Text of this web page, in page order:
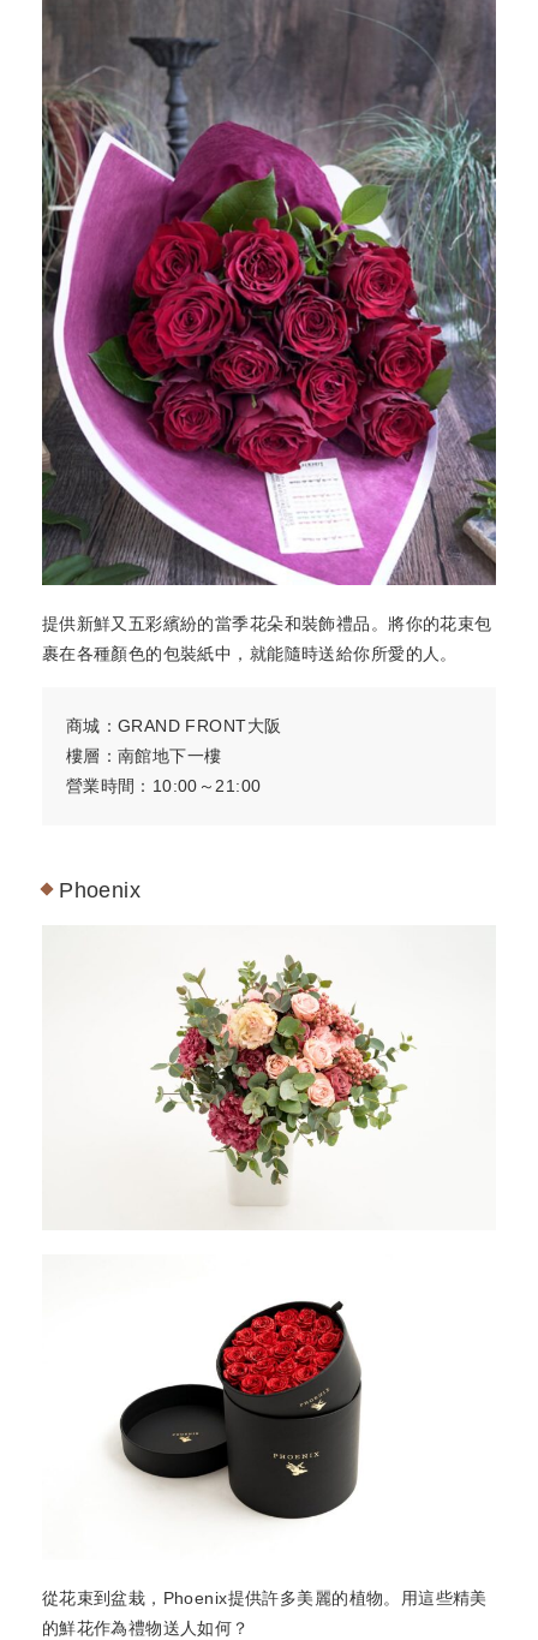
提供新鮮又五彩繽紛的當季花朵和裝飾禮品。將你的花束包
裹在各種顏色的包裝紙中，就能隨時送給你所愛的人。
商城：GRAND FRONT大阪
樓層：南館地下一樓
營業時間：10:00～21:00
Phoenix
從花束到盆栽，Phoenix提供許多美麗的植物。用這些精美
的鮮花作為禮物送人如何？